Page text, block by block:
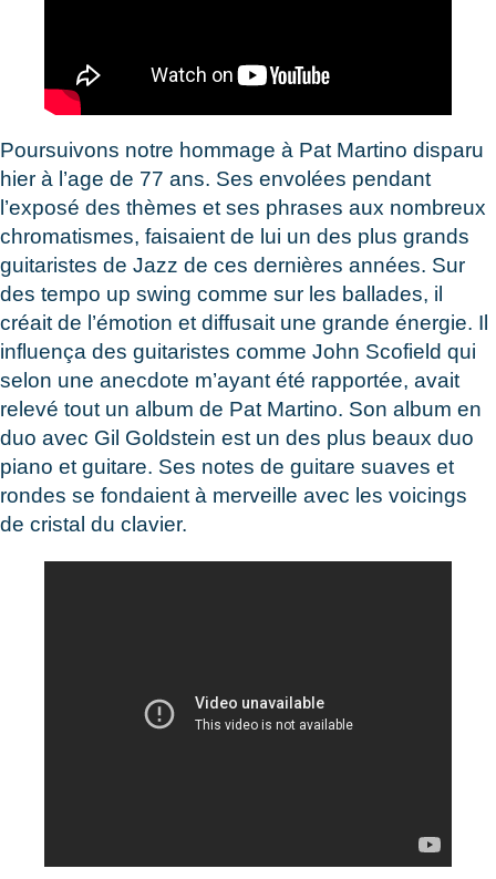
Poursuivons notre hommage à Pat Martino disparu
hier à l’age de 77 ans. Ses envolées pendant
l’exposé des thèmes et ses phrases aux nombreux
chromatismes, faisaient de lui un des plus grands
guitaristes de Jazz de ces dernières années. Sur
des tempo up swing comme sur les ballades, il
créait de l’émotion et diffusait une grande énergie. Il
influença des guitaristes comme John Scofield qui
selon une anecdote m’ayant été rapportée, avait
relevé tout un album de Pat Martino. Son album en
duo avec Gil Goldstein est un des plus beaux duo
piano et guitare. Ses notes de guitare suaves et
rondes se fondaient à merveille avec les voicings
de cristal du clavier.